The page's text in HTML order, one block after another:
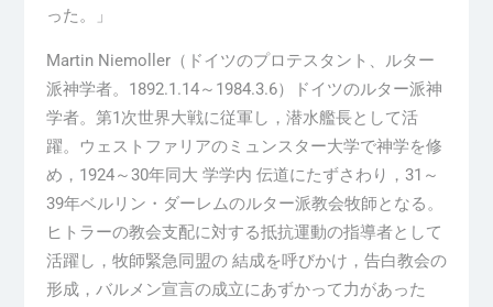
った。」
Martin Niemoller（ドイツのプロテスタント、ルター
派神学者。 1892.1.14～ 1984.3.6）ドイツのルター派神
学者。第1次世界大戦に従軍し，潜水艦長として活
躍。ウェストファリアのミュンスター大学で神学を修
め， 1924～30年同大 学学内 伝道にたずさわり， 31 ～
39年ベルリン・ダーレムのルター派教会牧師となる。
ヒトラーの教会支配に対する抵抗運動の指導者として
活躍し，牧師緊急同盟の 結成を呼びかけ，告白教会の
形成，バルメン宣言の成立にあずかって力があった